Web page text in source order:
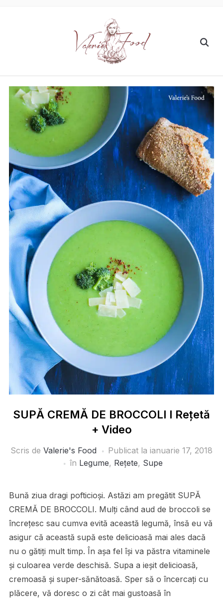
SUPĂ CREMĂ DE BROCCOLI I Rețetă
+ Video
Scris de Valerie's Food Publicat la ianuarie 17, 2018
în Legume, Rețete, Supe
Bună ziua dragi pofticioși. Astăzi am pregătit SUPĂ
CREMĂ DE BROCCOLI. Mulți când aud de broccoli se
încrețesc sau cumva evită această legumă, însă eu vă
asigur că această supă este delicioasă mai ales dacă
nu o gătiți mult timp. În așa fel își va păstra vitaminele
și culoarea verde deschisă. Supa a ieșit delicioasă,
cremoasă și super-sănătoasă. Sper să o încercați cu
plăcere, vă doresc o zi cât mai gustoasă în